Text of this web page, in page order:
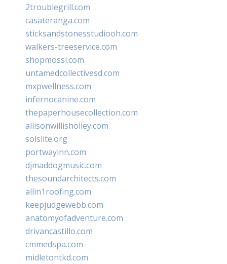
2troublegrill.com
casateranga.com
sticksandstonesstudiooh.com
walkers-treeservice.com
shopmossi.com
untamedcollectivesd.com
mxpwellness.com
infernocanine.com
thepaperhousecollection.com
allisonwillisholley.com
solslite.org
portwayinn.com
djmaddogmusic.com
thesoundarchitects.com
allin1roofing.com
keepjudgewebb.com
anatomyofadventure.com
drivancastillo.com
cmmedspa.com
midletontkd.com